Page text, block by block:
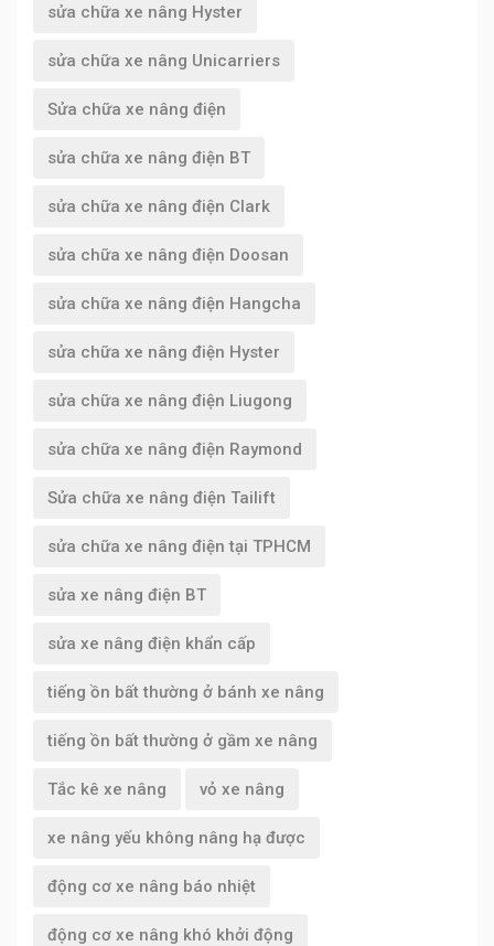
sửa chữa xe nâng Hyster
sửa chữa xe nâng Unicarriers
Sửa chữa xe nâng điện
sửa chữa xe nâng điện BT
sửa chữa xe nâng điện Clark
sửa chữa xe nâng điện Doosan
sửa chữa xe nâng điện Hangcha
sửa chữa xe nâng điện Hyster
sửa chữa xe nâng điện Liugong
sửa chữa xe nâng điện Raymond
Sửa chữa xe nâng điện Tailift
sửa chữa xe nâng điện tại TPHCM
sửa xe nâng điện BT
sửa xe nâng điện khẩn cấp
tiếng ồn bất thường ở bánh xe nâng
tiếng ồn bất thường ở gầm xe nâng
Tắc kê xe nâng vỏ xe nâng
xe nâng yếu không nâng hạ được
động cơ xe nâng báo nhiệt
động cơ xe nâng khó khởi động